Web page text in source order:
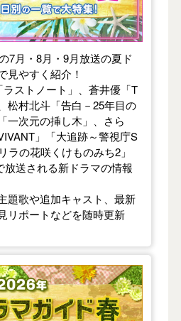
7月・8月・9月放送の夏ド
見やすく紹介！
ストノート」、蒼井優「T
松村北斗「告白－25年目の
一次元の挿し木」、さら
」「大追跡～警視庁S
ラの花咲くけものみち2」
送される新ドラマの情報
題歌や追加キャスト、最新
リポートなどを随時更新
ラマガイド